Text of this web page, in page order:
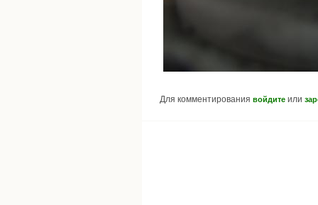
Для комментирования войдите или